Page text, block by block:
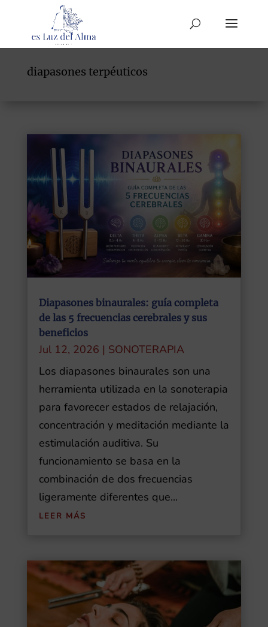
diapasones terpéuticos
Diapasones binaurales: guía completa
de las 5 frecuencias cerebrales y sus
beneficios
Jul 12, 2026 | SONOTERAPIA
Los diapasones binaurales son una
herramienta utilizada en la sonoterapia
para favorecer estados de relajación,
concentración y meditación mediante la
estimulación auditiva. Su
funcionamiento se basa en la
combinación de dos frecuencias
ligeramente diferentes que...
LEER MÁS